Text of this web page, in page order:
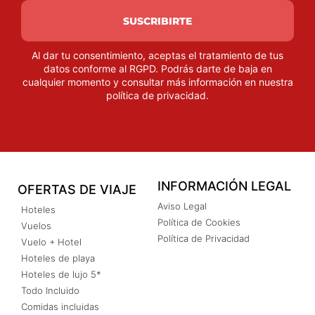
SUSCRIBIRTE
Al dar tu consentimiento, aceptas el tratamiento de tus
datos conforme al RGPD. Podrás darte de baja en
cualquier momento y consultar más información en nuestra
política de privacidad.
OFERTAS DE VIAJE
Hoteles
Vuelos
Vuelo + Hotel
Hoteles de playa
Hoteles de lujo 5*
Todo Incluido
Comidas incluidas
INFORMACIÓN LEGAL
Aviso Legal
Política de Cookies
Política de Privacidad